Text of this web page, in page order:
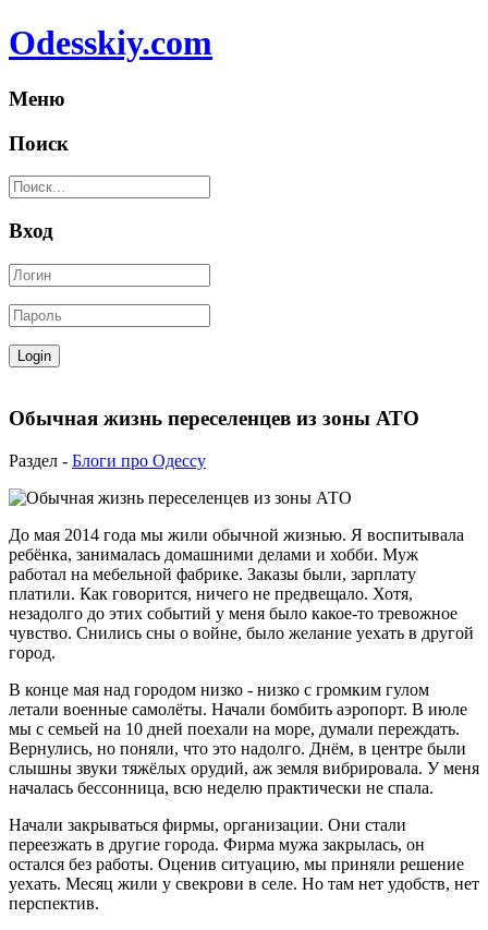
Odesskiy.com
Меню
Поиск
Вход
Обычная жизнь переселенцев из зоны АТО
Раздел - Блоги про Одессу
До мая 2014 года мы жили обычной жизнью. Я воспитывала
ребёнка, занималась домашними делами и хобби. Муж
работал на мебельной фабрике. Заказы были, зарплату
платили. Как говорится, ничего не предвещало. Хотя,
незадолго до этих событий у меня было какое-то тревожное
чувство. Снились сны о войне, было желание уехать в другой
город.
В конце мая над городом низко - низко с громким гулом
летали военные самолёты. Начали бомбить аэропорт. В июле
мы с семьей на 10 дней поехали на море, думали переждать.
Вернулись, но поняли, что это надолго. Днём, в центре были
слышны звуки тяжёлых орудий, аж земля вибрировала. У меня
началась бессонница, всю неделю практически не спала.
Начали закрываться фирмы, организации. Они стали
переезжать в другие города. Фирма мужа закрылась, он
остался без работы. Оценив ситуацию, мы приняли решение
уехать. Месяц жили у свекрови в селе. Но там нет удобств, нет
перспектив.